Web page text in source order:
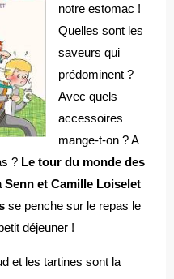
notre estomac !
Quelles sont les
saveurs qui
prédominent ?
Avec quels
accessoires
mange-t-on ? A
? Le tour du monde des
Senn et Camille Loiselet
se penche sur le repas le
déjeuner !
et les tartines sont la